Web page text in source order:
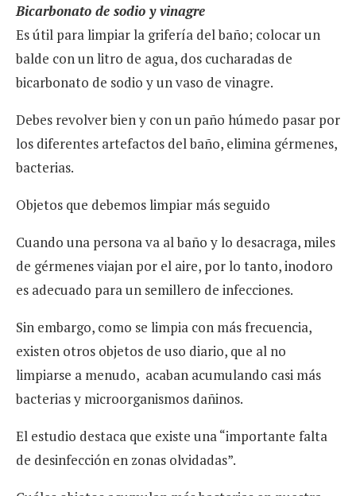
Bicarbonato de sodio y vinagre
Es útil para limpiar la grifería del baño; colocar un
balde con un litro de agua, dos cucharadas de
bicarbonato de sodio y un vaso de vinagre.
Debes revolver bien y con un paño húmedo pasar por
los diferentes artefactos del baño, elimina gérmenes,
bacterias.
Objetos que debemos limpiar más seguido
Cuando una persona va al baño y lo desacraga, miles
de gérmenes viajan por el aire, por lo tanto, inodoro
es adecuado para un semillero de infecciones.
Sin embargo, como se limpia con más frecuencia,
existen otros objetos de uso diario, que al no
limpiarse a menudo, acaban acumulando casi más
bacterias y microorganismos dañinos.
El estudio destaca que existe una “importante falta
de desinfección en zonas olvidadas”.